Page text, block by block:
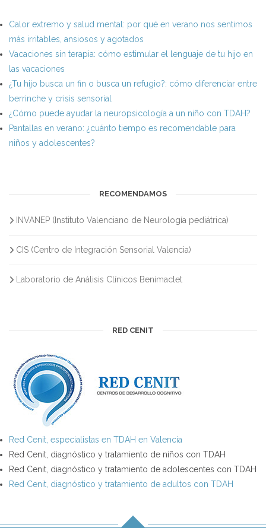
Calor extremo y salud mental: por qué en verano nos sentimos
más irritables, ansiosos y agotados
Vacaciones sin terapia: cómo estimular el lenguaje de tu hijo en
las vacaciones
¿Tu hijo busca un fin o busca un refugio?: cómo diferenciar entre
berrinche y crisis sensorial
¿Cómo puede ayudar la neuropsicología a un niño con TDAH?
Pantallas en verano: ¿cuánto tiempo es recomendable para
niños y adolescentes?
RECOMENDAMOS
INVANEP (Instituto Valenciano de Neurología pediátrica)
CIS (Centro de Integración Sensorial Valencia)
Laboratorio de Análisis Clínicos Benimaclet
RED CENIT
Red Cenit, especialistas en TDAH en Valencia
Red Cenit, diagnóstico y tratamiento de niños con TDAH
Red Cenit, diagnóstico y tratamiento de adolescentes con TDAH
Red Cenit, diagnóstico y tratamiento de adultos con TDAH